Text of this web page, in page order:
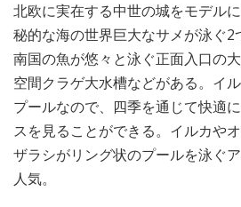
北欧に実在する中世の城をモデル
秘的な海の世界巨大なサメが泳ぐ
南国の魚が悠々と泳ぐ正面入口の
空間クラゲ大水槽などがある。イ
プールなので、四季を通じて快適
スを見ることができる。イルカや
ザラシがリング状のプールを泳ぐ
人気。